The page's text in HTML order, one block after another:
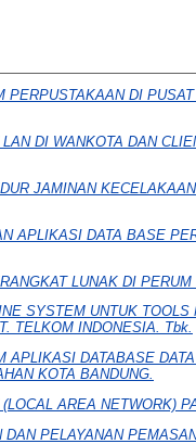
PERPUSTAKAAN DI
DI WANKOTA DAN
JAMINAN
APLIKASI DATA BASE
LUNAK DI
SYSTEM UNTUK
TELKOM INDONESIA. Tbk.
APLIKASI DATABASE
KOTA BANDUNG.
AREA NETWORK)
PELAYANAN